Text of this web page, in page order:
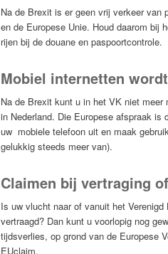
Na de Brexit is er geen vrij verkeer van
en de Europese Unie. Houd daarom bij
rijen bij de douane en paspoortcontrole.
Mobiel internetten
Na de Brexit kunt u in het VK niet
in Nederland. Die Europese afspraak
uw mobiele telefoon uit en maak
gelukkig steeds meer van).
Claimen bij vertraging
Is uw vlucht naar of vanuit het
vertraagd? Dan kunt u voorlopig nog
tijdsverlies, op grond van de Europese
EUclaim.